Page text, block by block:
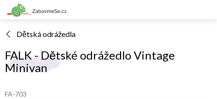
Přejít
na
Dětská odrážedla
FALK - Dětské odrážedlo Vintage
Minivan
FA-703